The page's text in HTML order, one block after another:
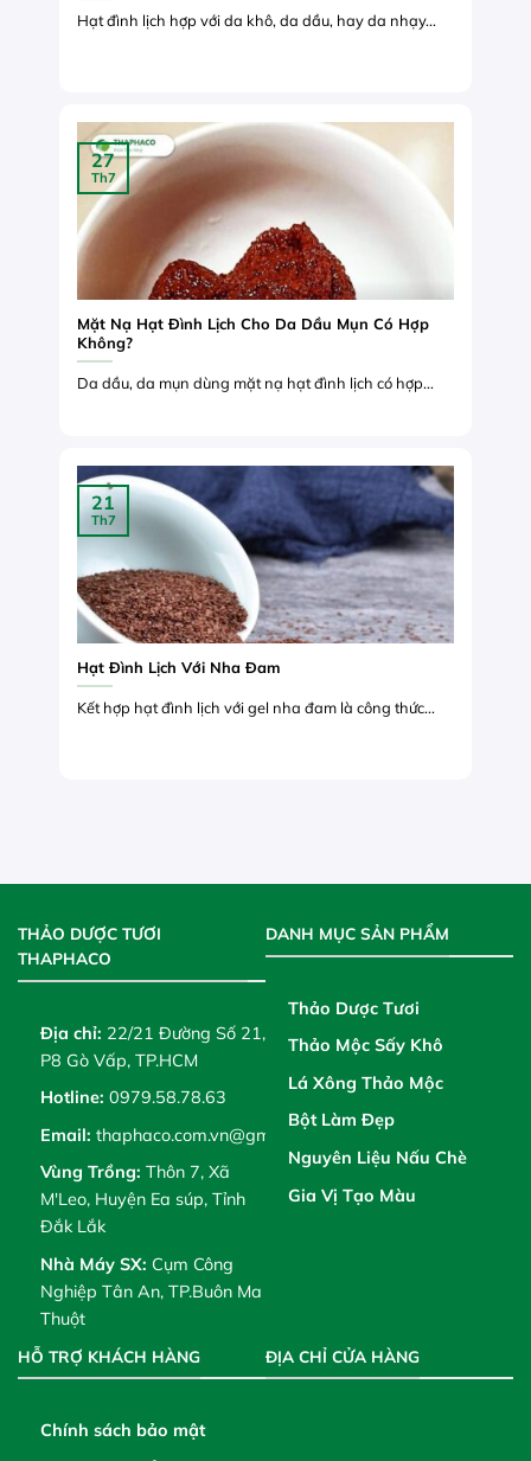
Hạt đình lịch hợp với da khô, da dầu, hay da nhạy...
Mặt Nạ Hạt Đình Lịch Cho Da Dầu Mụn Có Hợp
Không?
Da dầu, da mụn dùng mặt nạ hạt đình lịch có hợp...
27
Th7
Hạt Đình Lịch Với Nha Đam
Kết hợp hạt đình lịch với gel nha đam là công thức...
21
Th7
THẢO DƯỢC TƯƠI
THAPHACO
Địa chỉ: 22/21 Đường Số 21,
P8 Gò Vấp, TP.HCM
Hotline: 0979.58.78.63
Email: thaphaco.com.vn@gmail.com
Vùng Trồng: Thôn 7, Xã
M'Leo, Huyện Ea súp, Tỉnh
Đắk Lắk
Nhà Máy SX: Cụm Công
Nghiệp Tân An, TP.Buôn Ma
Thuột
DANH MỤC SẢN PHẨM
Thảo Dược Tươi
Thảo Mộc Sấy Khô
Lá Xông Thảo Mộc
Bột Làm Đẹp
Nguyên Liệu Nấu Chè
Gia Vị Tạo Màu
HỖ TRỢ KHÁCH HÀNG
Chính sách bảo mật
ĐỊA CHỈ CỬA HÀNG